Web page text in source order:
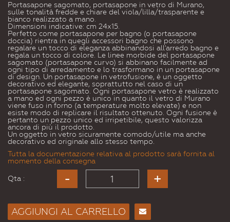
Portasapone sagomato, portasapone in vetro di Murano,
sulle tonalità fredde e chiare del viola/lilla/trasparente e
bianco realizzato a mano.
Dimensioni indicative: cm 24x15.
Perfetto come portasapone per bagno (o portasapone
doccia) rientra in quegli accessori bagno che possono
regalare un tocco di eleganza abbinandosi all'arredo bagno e
regala un tocco di colore. Le linee morbide del portasapone
sagomato (portasapone curvo) si abbinano facilmente ad
ogni tipo di arredamento e lo trasformano in un portasapone
di design. Un portasapone in vetrofusione, è un oggetto
decorativo ed elegante, soprattutto nel caso di un
portasapone sagomato. Ogni portasapone vetro è realizzato
a mano ed ogni pezzo è unico in quanto il vetro di Murano
viene fuso in forno (a temperature molto elevate) e non
esiste modo di replicare il risultato ottenuto. Ogni fusione è
pertanto un pezzo unico ed irripetibile, questo valorizza
ancora di più il prodotto.
Un oggetto in vetro sicuramente comodo/utile ma anche
decorativo ed originale allo stesso tempo.
Tutta la documentazione relativa al prodotto sarà fornita al
momento della consegna
Qta :
AGGIUNGI AL CARRELLO